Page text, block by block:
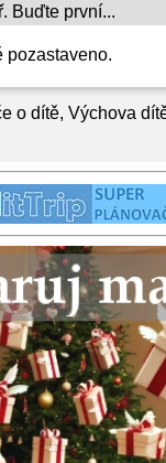
o dítě, Výchova
Buďte první...
pozastaveno.